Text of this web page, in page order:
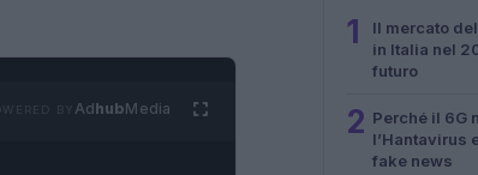
AdhubMedia
1
Il mercato
in Italia nel
futuro
2 Perché il 6G
l’Hantavirus
fake news